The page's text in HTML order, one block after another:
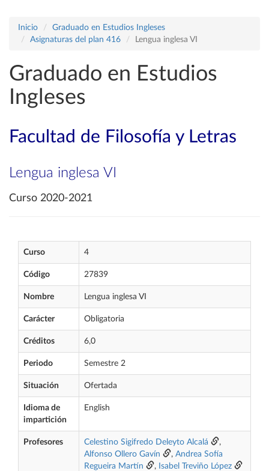
Inicio
Graduado en Estudios Ingleses
Asignaturas del plan 416
Lengua inglesa VI
Graduado en Estudios
Ingleses
Facultad de Filosofía y Letras
Lengua inglesa VI
Curso 2020-2021
Curso 4
Código 27839
Nombre Lengua inglesa VI
Carácter Obligatoria
Créditos 6,0
Periodo Semestre 2
Situación Ofertada
Idioma de
impartición
English
Profesores Celestino Sigifredo Deleyto Alcalá
,
Alfonso Ollero Gavín
, Andrea Sofía
Regueira Martín
, Isabel Treviño López